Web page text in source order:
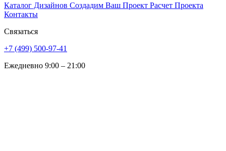
Каталог Дизайнов Создадим Ваш Проект Расчет Проекта
Контакты
Связаться
+7 (499) 500-97-41
Ежедневно 9:00 – 21:00